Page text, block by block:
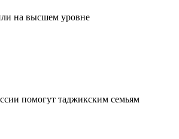
на высшем уровне
помогут таджикским семьям